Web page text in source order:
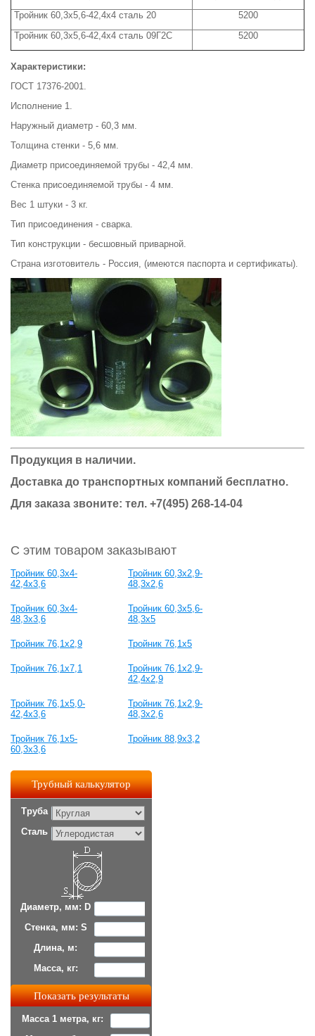
Тройник 60,3x5,6-42,4х4 сталь 20
5200
Тройник 60,3х5,6-42,4х4 сталь 09Г2С
5200
Характеристики:
ГОСТ 17376-2001.
Исполнение 1.
Наружный диаметр - 60,3 мм.
Толщина стенки - 5,6 мм.
Диаметр присоединяемой трубы - 42,4 мм.
Стенка присоединяемой трубы - 4 мм.
Вес 1 штуки - 3 кг.
Тип присоединения - сварка.
Тип конструкции - бесшовный приварной.
Страна изготовитель - Россия, (имеются паспорта и сертификаты).
Продукция в наличии.
Доставка до транспортных компаний бесплатно.
Для заказа звоните: тел. +7(495) 268-14-04
С этим товаром заказывают
Тройник 60,3x4-
42,4x3,6
Тройник 60,3x2,9-
48,3x2,6
Тройник 60,3x4-
48,3x3,6
Тройник 60,3x5,6-
48,3x5
Тройник 76,1х2,9 Тройник 76,1х5
Тройник 76,1х7,1
Тройник 76,1х2,9-
42,4х2,9
Тройник 76,1х5,0-
42,4х3,6
Тройник 76,1х2,9-
48,3х2,6
Тройник 76,1х5-
60,3х3,6
Тройник 88,9х3,2
Трубный калькулятор
Труба
Сталь
Диаметр, мм: D
Стенка, мм: S
Длина, м:
Масса, кг:
Масса 1 метра, кг: